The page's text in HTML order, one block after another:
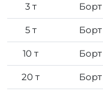
3 т Борт
5 т Борт
10 т Борт
20 т Борт